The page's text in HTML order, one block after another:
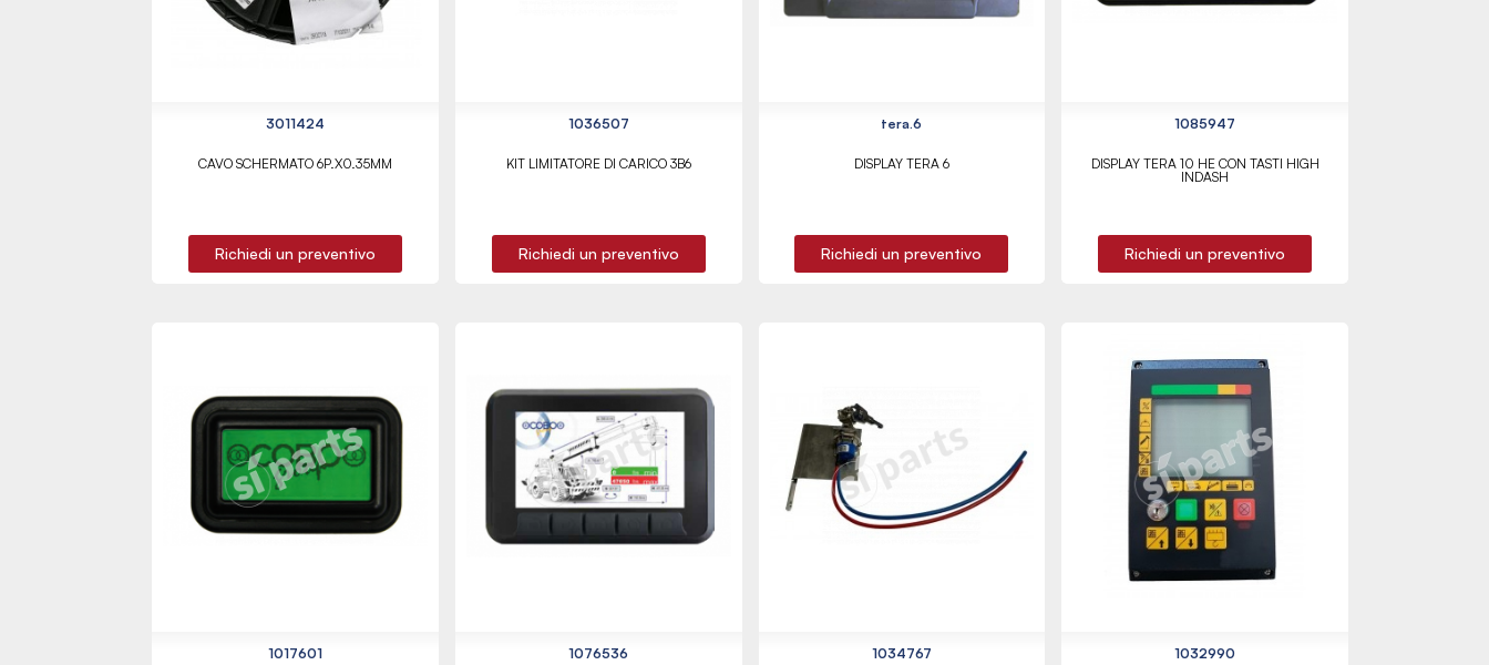
3011424
CAVO SCHERMATO 6P.X0.35MM
Richiedi un preventivo
1036507
KIT LIMITATORE DI CARICO 3B6
Richiedi un preventivo
tera.6
DISPLAY TERA 6
Richiedi un preventivo
1085947
DISPLAY TERA 10 HE CON TASTI HIGH
INDASH
Richiedi un preventivo
1017601 1076536 1034767 1032990